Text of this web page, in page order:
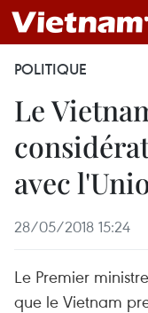
POLITIQUE
Le
avec
28/05/2018 15:24
Le Premier
que le Vietnam